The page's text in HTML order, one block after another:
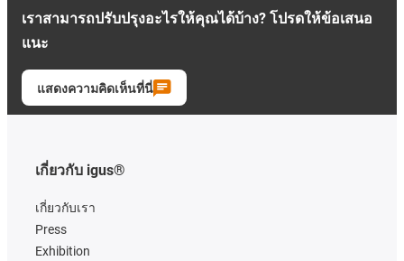
เราสามารถปรับปรุงอะไรให้คุณได้บ้าง? โปรดให้ข้อเสนอ
แนะ
แสดงความคิดเห็นที่นี่
เกี่ยวกับ igus®
เกี่ยวกับเรา
Press
Exhibition